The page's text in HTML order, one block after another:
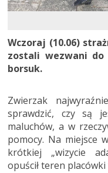
Wczoraj (10.06)
zostali wezwani do
borsuk.
Zwierzak
sprawdzić, czy są
maluchów, a w
pomocy. Na miejsce
krótkiej „wizycie
opuścił teren